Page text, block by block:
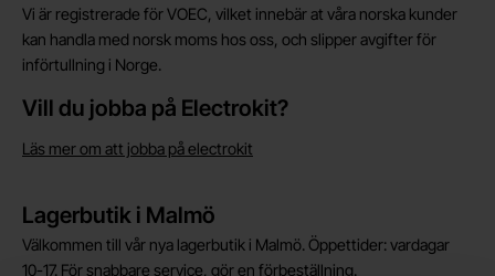
Vi är registrerade för VOEC, vilket innebär at våra norska kunder
kan handla med norsk moms hos oss, och slipper avgifter för
införtullning i Norge.
Vill du jobba på Electrokit?
Läs mer om att jobba på electrokit
Lagerbutik i Malmö
Välkommen till vår nya lagerbutik i Malmö. Öppettider: vardagar
10-17. För snabbare service, gör en förbeställning.